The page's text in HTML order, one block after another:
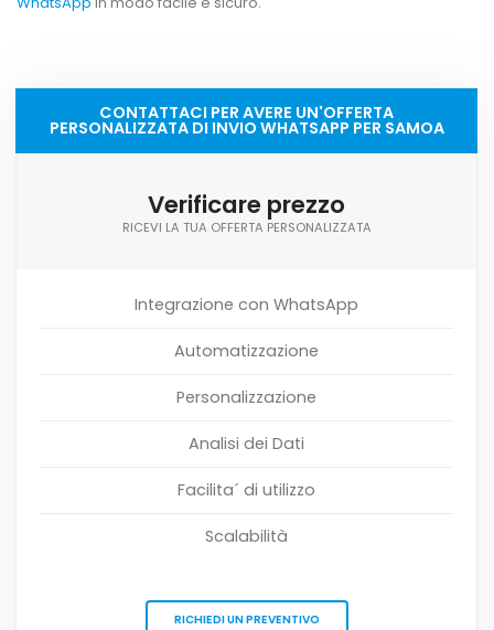
CONTATTACI PER AVERE UN'OFFERTA
PERSONALIZZATA DI INVIO WHATSAPP PER SAMOA
Verificare prezzo
RICEVI LA TUA OFFERTA PERSONALIZZATA
Integrazione con WhatsApp
Automatizzazione
Personalizzazione
Analisi dei Dati
Facilita´ di utilizzo
Scalabilità
RICHIEDI UN PREVENTIVO